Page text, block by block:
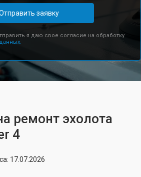
заявку
я даю свое согласие на обработку
ремонт эхолота
4
17.07.2026